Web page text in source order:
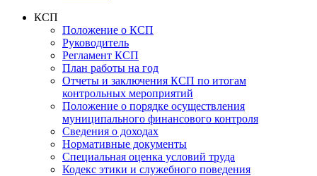
КСП
Положение о КСП
Руководитель
Регламент КСП
План работы на год
Отчеты и заключения КСП по итогам
контрольных мероприятий
Положение о порядке осуществления
муниципального финансового контроля
Сведения о доходах
Нормативные документы
Специальная оценка условий труда
Кодекс этики и служебного поведения